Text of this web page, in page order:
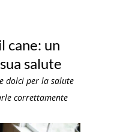
cane: un
salute
dolci per la salute
correttamente